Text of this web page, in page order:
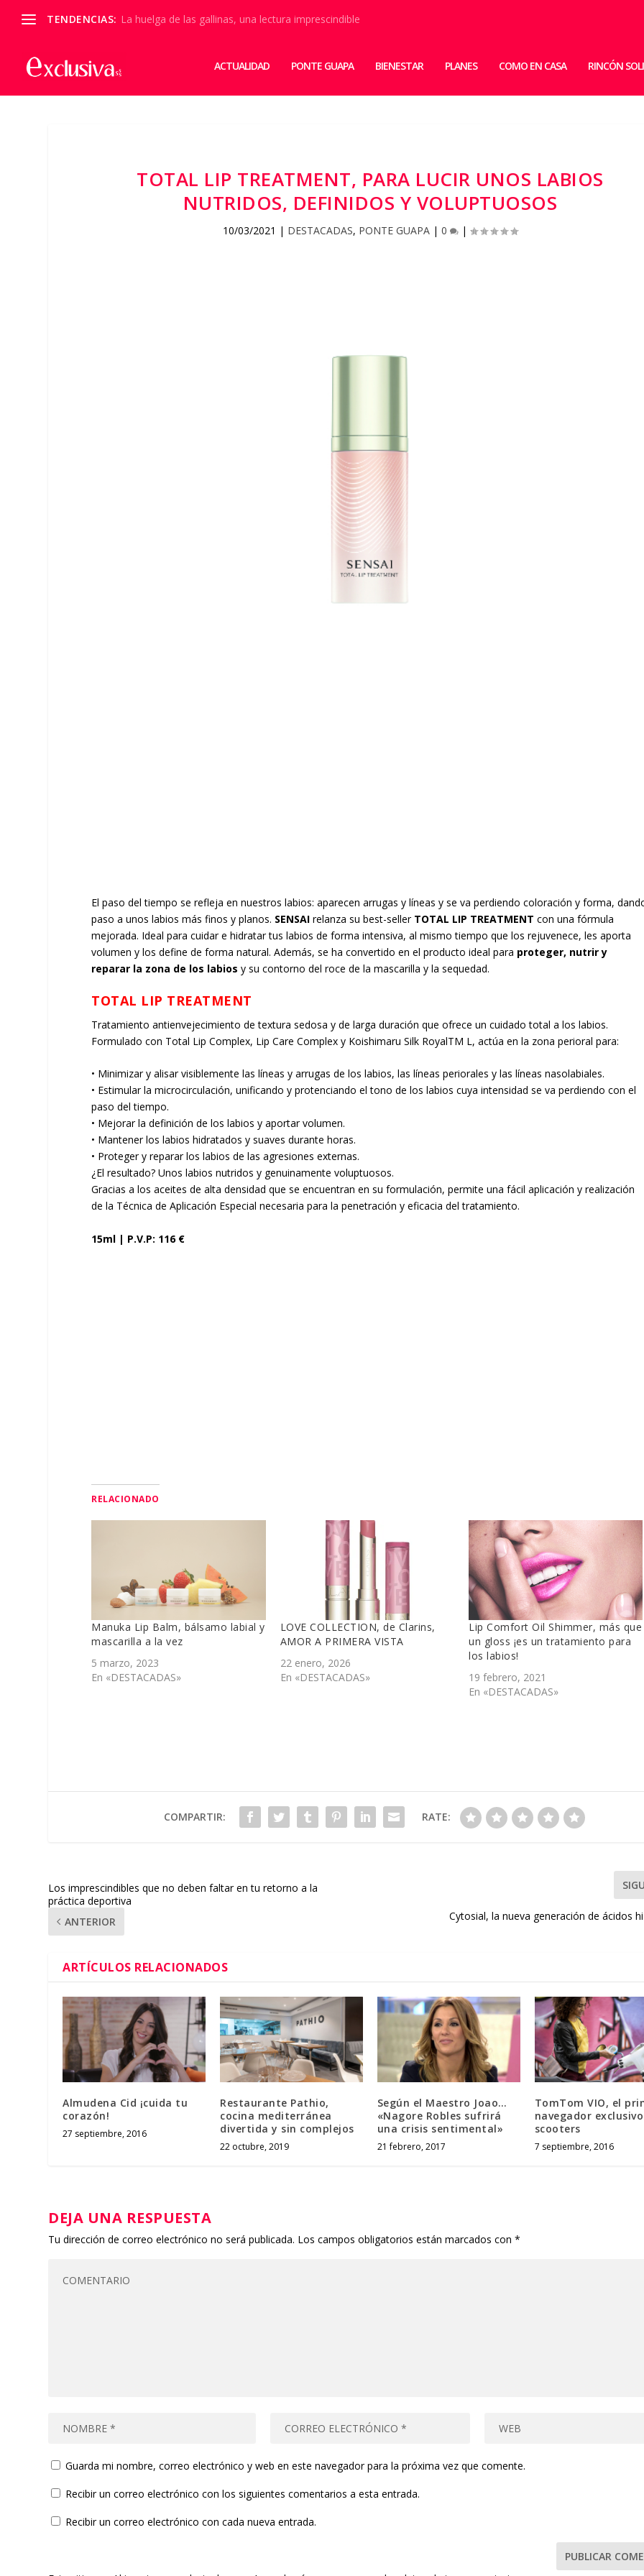
TENDENCIAS: La huelga de las gallinas, una lectura imprescindible
ACTUALIDAD PONTE GUAPA BIENESTAR PLANES COMO EN CASA RINCÓN
TOTAL LIP TREATMENT, PARA LUCIR UNOS LABIOS
NUTRIDOS, DEFINIDOS Y VOLUPTUOSOS
10/03/2021 | DESTACADAS, PONTE GUAPA| 0 |
El paso del tiempo se refleja en nuestros labios: aparecen arrugas y líneas y se va perdiendo coloración y forma,
paso a unos labios más finos y planos. SENSAI relanza su best-seller TOTAL LIP TREATMENT con una fórmula
mejorada. Ideal para cuidar e hidratar tus labios de forma intensiva, al mismo tiempo que los rejuvenece, les aporta
volumen y los define de forma natural. Además, se ha convertido en el producto ideal para proteger, nutrir y
reparar la zona de los labios y su contorno del roce de la mascarilla y la sequedad.
TOTAL LIP TREATMENT
Tratamiento antienvejecimiento de textura sedosa y de larga duración que ofrece un cuidado total a los labios.
Formulado con Total Lip Complex, Lip Care Complex y Koishimaru Silk RoyalTM L, actúa en la zona perioral para:
• Minimizar y alisar visiblemente las líneas y arrugas de los labios, las líneas periorales y las líneas nasolabiales.
• Estimular la microcirculación, unificando y protenciando el tono de los labios cuya intensidad se va perdiendo con el
paso del tiempo.
• Mejorar la definición de los labios y aportar volumen.
• Mantener los labios hidratados y suaves durante horas.
• Proteger y reparar los labios de las agresiones externas.
¿El resultado? Unos labios nutridos y genuinamente voluptuosos.
Gracias a los aceites de alta densidad que se encuentran en su formulación, permite una fácil aplicación y realización
de la Técnica de Aplicación Especial necesaria para la penetración y eficacia del tratamiento.
15ml | P.V.P: 116 €
RELACIONADO
Manuka Lip Balm, bálsamo labial y
mascarilla a la vez
5 marzo, 2023
En «DESTACADAS»
LOVE COLLECTION, de Clarins,
AMOR A PRIMERA VISTA
22 enero, 2026
En «DESTACADAS»
Lip Comfort Oil Shimmer, más que
un gloss ¡es un tratamiento para
los labios!
19 febrero, 2021
En «DESTACADAS»
COMPARTIR: RATE:
Los imprescindibles que no deben faltar en tu retorno a la
práctica deportiva
ANTERIOR
Cytosial, la nueva generación de ácidos
ARTÍCULOS RELACIONADOS
Almudena Cid ¡cuida tu
corazón!
27 septiembre, 2016
Restaurante Pathio,
cocina mediterránea
divertida y sin complejos
22 octubre, 2019
Según el Maestro Joao…
«Nagore Robles sufrirá
una crisis sentimental»
21 febrero, 2017
TomTom VIO, el
navegador
scooters
7 septiembre, 2016
DEJA UNA RESPUESTA
Tu dirección de correo electrónico no será publicada. Los campos obligatorios están marcados con*
Guarda mi nombre, correo electrónico y web en este navegador para la próxima vez que comente.
Recibir un correo electrónico con los siguientes comentarios a esta entrada.
Recibir un correo electrónico con cada nueva entrada.